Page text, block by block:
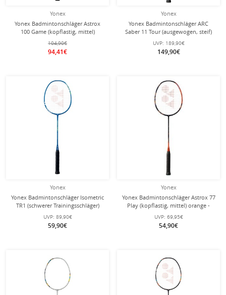
Yonex
Yonex Badmintonschläger Astrox
100 Game (kopflastig, mittel)
weinrot - besaitet -
104,90€
94,41€
Yonex
Yonex Badmintonschläger ARC
Saber 11 Tour (ausgewogen, steif)
grau/rot - besaitet -
UVP: 189,90€
149,90€
Yonex
Yonex Badmintonschläger Isometric
TR1 (schwerer Trainingsschläger)
blau - besaitet -
UVP: 89,90€
59,90€
Yonex
Yonex Badmintonschläger Astrox 77
Play (kopflastig, mittel) orange -
besaitet -
UVP: 69,95€
54,90€